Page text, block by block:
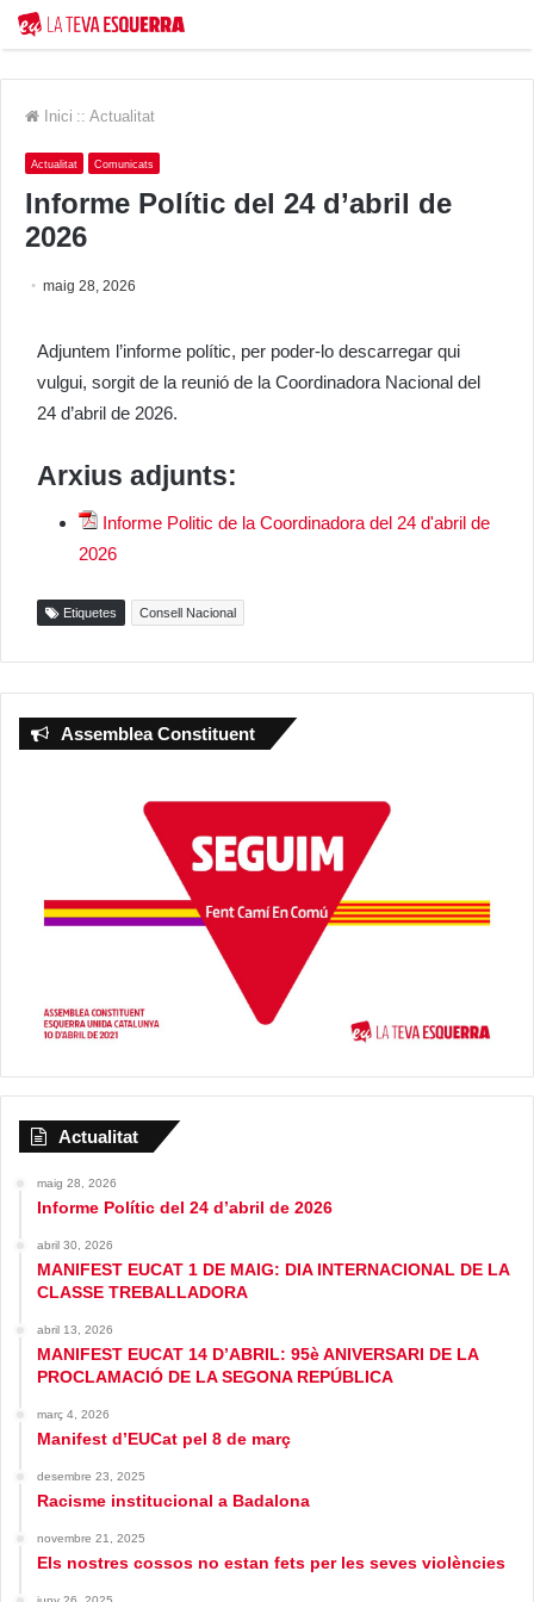
Inici :: Actualitat
Actualitat Comunicats
Informe Polític del 24 d’abril de
2026
maig 28, 2026
Adjuntem l’informe polític, per poder-lo descarregar qui
vulgui, sorgit de la reunió de la Coordinadora Nacional del
24 d’abril de 2026.
Arxius adjunts:
Informe Politic de la Coordinadora del 24 d'abril de
2026
Etiquetes Consell Nacional
Assemblea Constituent
Actualitat
maig 28, 2026
Informe Polític del 24 d’abril de 2026
abril 30, 2026
MANIFEST EUCAT 1 DE MAIG: DIA INTERNACIONAL DE LA
CLASSE TREBALLADORA
abril 13, 2026
MANIFEST EUCAT 14 D’ABRIL: 95è ANIVERSARI DE LA
PROCLAMACIÓ DE LA SEGONA REPÚBLICA
març 4, 2026
Manifest d’EUCat pel 8 de març
desembre 23, 2025
Racisme institucional a Badalona
novembre 21, 2025
Els nostres cossos no estan fets per les seves violències